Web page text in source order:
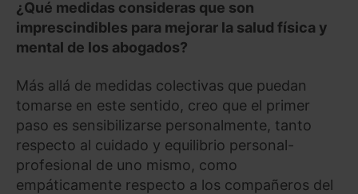
¿Qué medidas consideras que son
imprescindibles para mejorar la salud física y
mental de los abogados?
Más allá de medidas colectivas que puedan
tomarse en este sentido, creo que el primer
paso es sensibilizarse personalmente, tanto
respecto al cuidado y equilibrio personal-
profesional de uno mismo, como
empáticamente respecto a los compañeros del